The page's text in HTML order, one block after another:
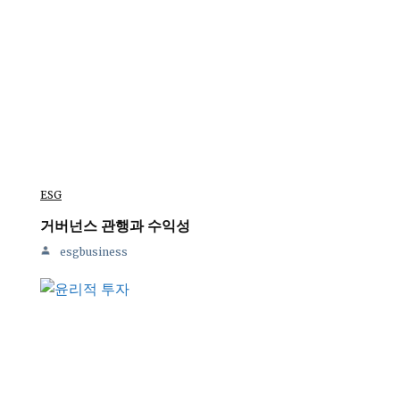
ESG
거버넌스 관행과 수익성
esgbusiness